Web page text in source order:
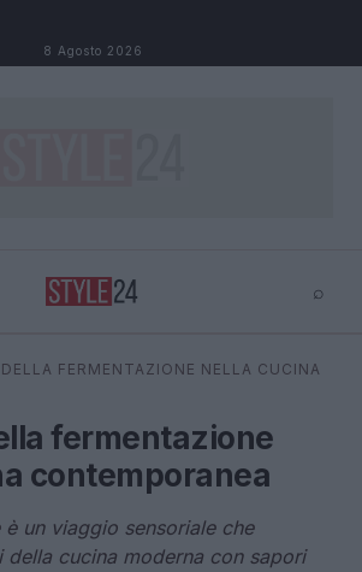
8 Agosto 2026
⌕
⌕ ×
FERMENTAZIONE NELLA CUCINA
fermentazione
contemporanea
un viaggio sensoriale che
della cucina moderna con sapori